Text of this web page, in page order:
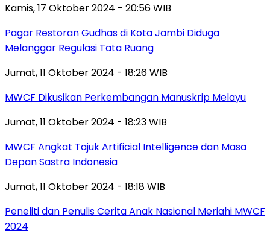
Kamis, 17 Oktober 2024 - 20:56 WIB
Pagar Restoran Gudhas di Kota Jambi Diduga
Melanggar Regulasi Tata Ruang
Jumat, 11 Oktober 2024 - 18:26 WIB
MWCF Dikusikan Perkembangan Manuskrip Melayu
Jumat, 11 Oktober 2024 - 18:23 WIB
MWCF Angkat Tajuk Artificial Intelligence dan Masa
Depan Sastra Indonesia
Jumat, 11 Oktober 2024 - 18:18 WIB
Peneliti dan Penulis Cerita Anak Nasional Meriahi MWCF
2024